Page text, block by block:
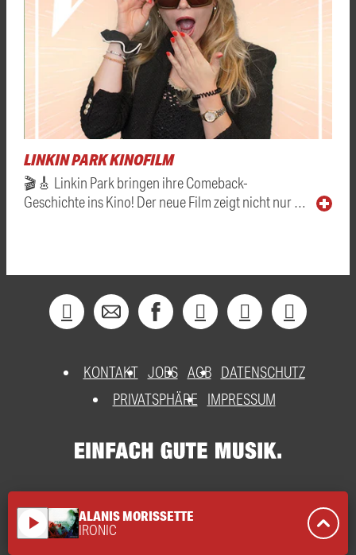
LINKIN PARK KINOFILM
🎬🎸 Linkin Park bringen ihre Comeback-
Geschichte ins Kino! Der neue Film zeigt nicht nur …
KONTAKT JOBS AGB DATENSCHUTZ
PRIVATSPHÄRE
IMPRESSUM
play_arrow ALANIS MORISSETTE
IRONIC